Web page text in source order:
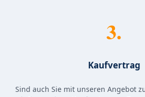
3.
Kaufvertrag
Sind auch Sie mit unseren Angebot